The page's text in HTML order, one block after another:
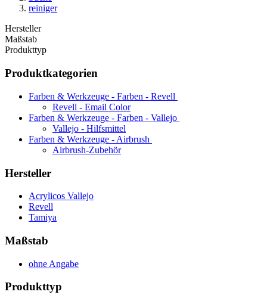
reiniger
Hersteller
Maßstab
Produkttyp
Produktkategorien
Farben & Werkzeuge - Farben - Revell
Revell - Email Color
Farben & Werkzeuge - Farben - Vallejo
Vallejo - Hilfsmittel
Farben & Werkzeuge - Airbrush
Airbrush-Zubehör
Hersteller
Acrylicos Vallejo
Revell
Tamiya
Maßstab
ohne Angabe
Produkttyp